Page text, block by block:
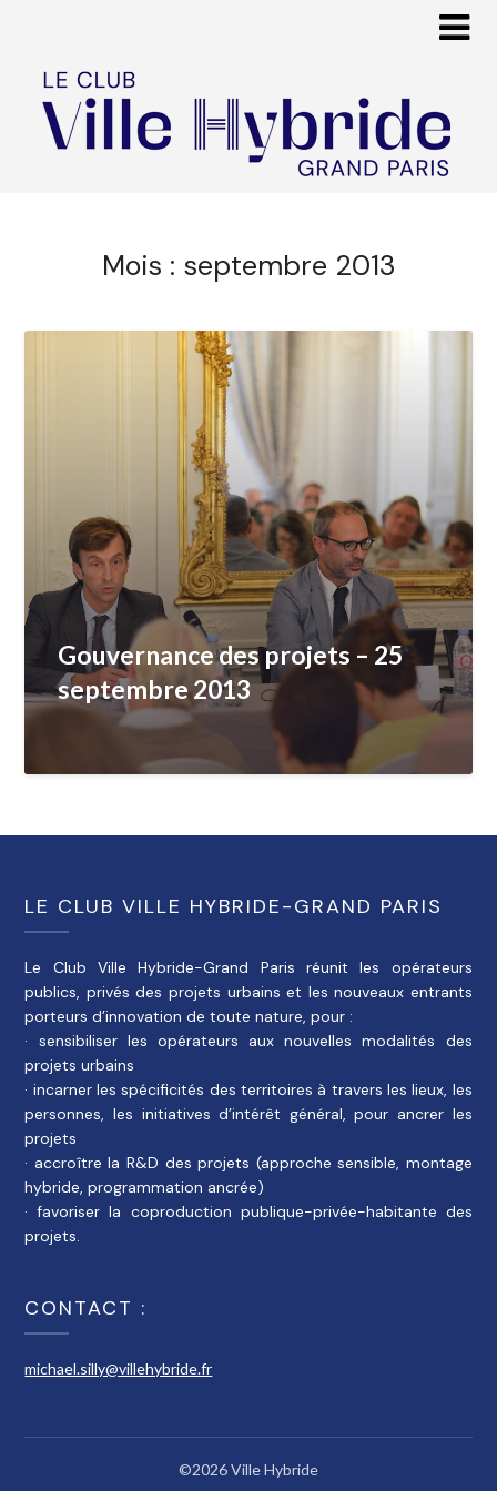
Mois : septembre 2013
Gouvernance des projets – 25
septembre 2013
LE CLUB VILLE HYBRIDE-GRAND PARIS
Le Club Ville Hybride-Grand Paris réunit les opérateurs
publics, privés des projets urbains et les nouveaux entrants
porteurs d’innovation de toute nature, pour :
· sensibiliser les opérateurs aux nouvelles modalités des
projets urbains
· incarner les spécificités des territoires à travers les lieux, les
personnes, les initiatives d’intérêt général, pour ancrer les
projets
· accroître la R&D des projets (approche sensible, montage
hybride, programmation ancrée)
· favoriser la coproduction publique-privée-habitante des
projets.
CONTACT :
michael.silly@villehybride.fr
©2026 Ville Hybride